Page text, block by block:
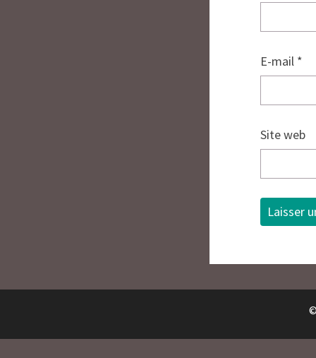
E-mail *
Site web